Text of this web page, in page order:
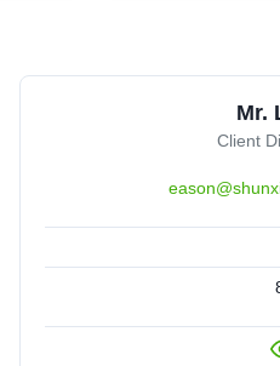
Mr.
Client